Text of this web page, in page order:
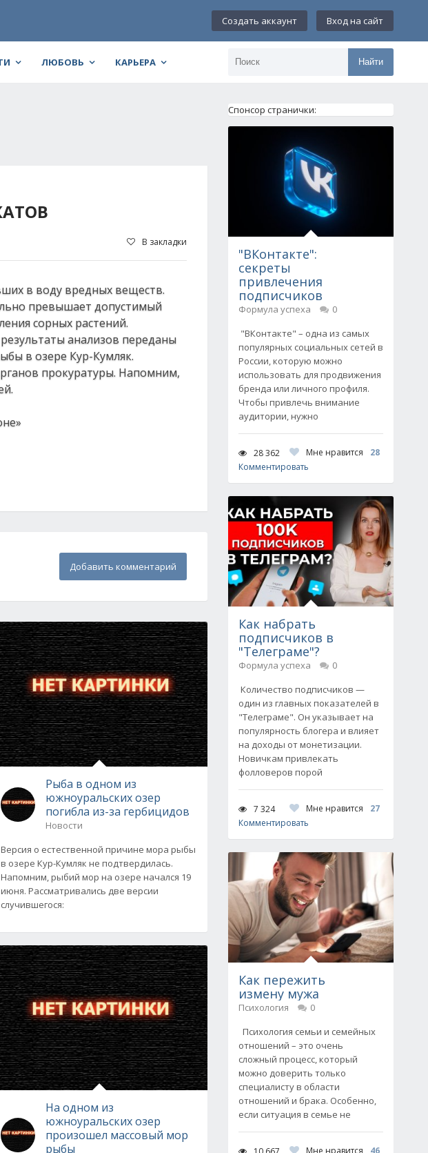
Создать аккаунт Вход на сайт
ЛЮБОВЬ КАРЬЕРА Найти
В закладки
в воду вредных веществ.
превышает допустимый
сорных растений.
анализов переданы
в озере Кур-Кумляк.
прокуратуры. Напомним,
Добавить комментарий
Рыба в одном из
южноуральских озер
погибла из-за гербицидов
Новости
Версия о естественной причине мора рыбы
в озере Кур-Кумляк не подтвердилась.
Напомним, рыбий мор на озере начался 19
июня. Рассматривались две версии
случившегося:
На одном из
южноуральских озер
произошел массовый мор
рыбы
Спонсор странички:
"ВКонтакте":
секреты
привлечения
подписчиков
Формула успеха
0
"ВКонтакте" – одна из самых
популярных социальных сетей в
России, которую можно
использовать для продвижения
бренда или личного профиля.
Чтобы привлечь внимание
аудитории, нужно
28 362 Мне нравится
28
Комментировать
Как набрать
подписчиков в
"Телеграме"?
Формула успеха
0
Количество подписчиков —
один из главных показателей в
"Телеграме". Он указывает на
популярность блогера и влияет
на доходы от монетизации.
Новичкам привлекать
фолловеров порой
7 324 Мне нравится
27
Комментировать
Как пережить
измену мужа
Психология
0
Психология семьи и семейных
отношений – это очень
сложный процесс, который
можно доверить только
специалисту в области
отношений и брака. Особенно,
если ситуация в семье не
Мне нравится
46